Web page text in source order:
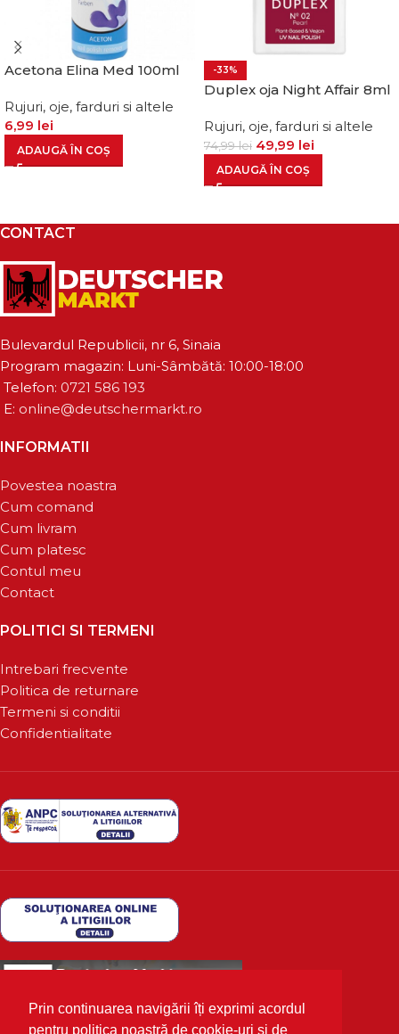
Prin continuarea navigării îți exprimi acordul
pentru politica noastră de cookie-uri și de
Acetona Elina Med 100ml
Rujuri, oje, farduri si altele
6,99 lei
ADAUGĂ ÎN COȘ
-33%
Duplex oja Night Affair 8ml
Rujuri, oje, farduri si altele
74,99lei 49,99 lei
ADAUGĂ ÎN COȘ
CONTACT
Bulevardul Republicii, nr 6, Sinaia
Program magazin: Luni-Sâmbătă: 10:00-18:00
Telefon: 0721 586 193
E: online@deutschermarkt.ro
INFORMATII
Povestea noastra
Cum comand
Cum livram
Cum platesc
Contul meu
Contact
POLITICI SI TERMENI
Intrebari frecvente
Politica de returnare
Termeni si conditii
Confidentialitate